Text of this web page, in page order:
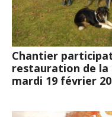
Chantier
restauration de la
mardi 19 février